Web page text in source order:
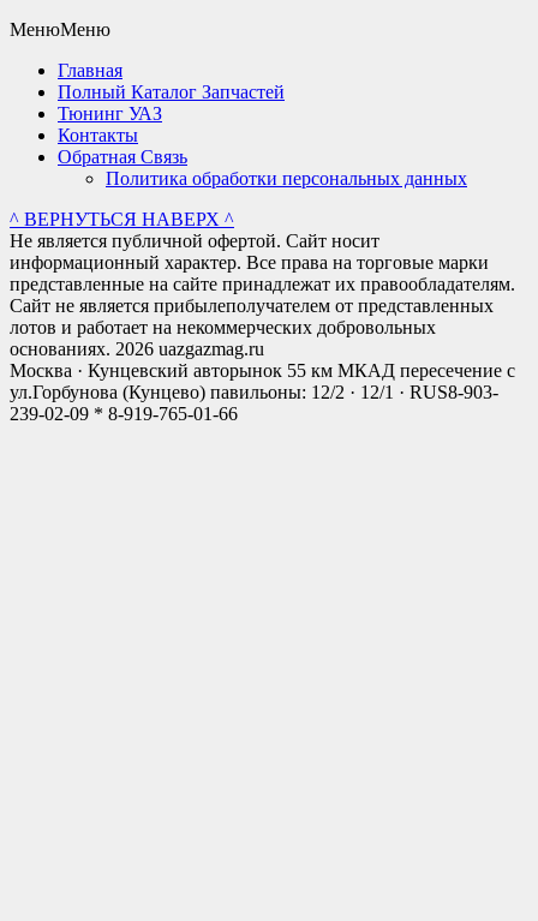
МенюМеню
Главная
Полный Каталог Запчастей
Тюнинг УАЗ
Контакты
Обратная Связь
Политика обработки персональных данных
^ ВЕРНУТЬСЯ НАВЕРХ ^
Не является публичной офертой. Сайт носит
информационный характер. Все права на торговые марки
представленные на сайте принадлежат их правообладателям.
Сайт не является прибылеполучателем от представленных
лотов и работает на некоммерческих добровольных
основаниях. 2026 uazgazmag.ru
Москва · Кунцевский авторынок 55 км МКАД пересечение с
ул.Горбунова (Кунцево) павильоны: 12/2 · 12/1 · RUS8-903-
239-02-09 * 8-919-765-01-66